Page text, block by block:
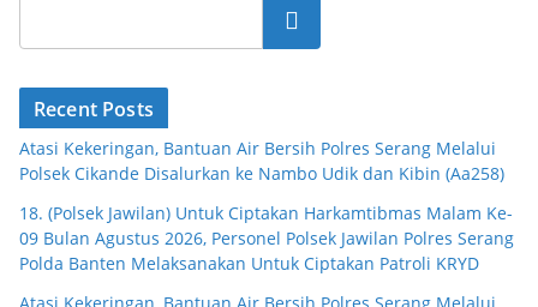
Cari
Recent Posts
Atasi Kekeringan, Bantuan Air Bersih Polres Serang Melalui
Polsek Cikande Disalurkan ke Nambo Udik dan Kibin (Aa258)
18. (Polsek Jawilan) Untuk Ciptakan Harkamtibmas Malam Ke-
09 Bulan Agustus 2026, Personel Polsek Jawilan Polres Serang
Polda Banten Melaksanakan Untuk Ciptakan Patroli KRYD